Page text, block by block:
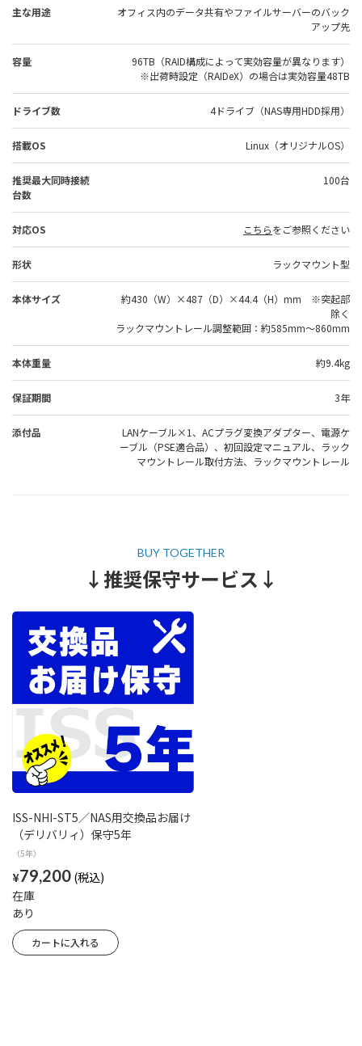
↓推奨保守サービス↓
ISS-NHI-ST5／NAS用交換品お届け
（デリバリィ）保守5年
（5年）
¥79,200
在庫
あり
主な用途
オフィス内のデータ共有やファイルサーバーのバック
アップ先
容量
96TB（RAID構成によって実効容量が異なります）
※出荷時設定（RAIDeX）の場合は実効容量48TB
ドライブ数 4ドライブ（NAS専用HDD採用）
搭載OS Linux（オリジナルOS）
推奨最大同時接続
台数
100台
対応OS こちらをご参照ください
形状 ラックマウント型
本体サイズ
約430（W）×487（D）×44.4（H）mm ※突起部
除く
ラックマウントレール調整範囲：約585mm～860mm
本体重量 約9.4kg
保証期間 3年
添付品
LANケーブル×1、ACプラグ変換アダプター、電源ケ
ーブル（PSE適合品）、初回設定マニュアル、ラック
マウントレール取付方法、ラックマウントレール